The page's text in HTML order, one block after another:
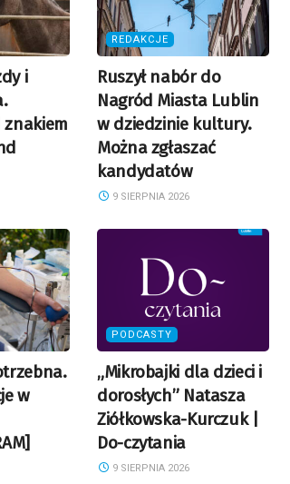
i
znakiem
REDAKCJE
Ruszył nabór do
Nagród Miasta Lublin
w dziedzinie kultury.
Można zgłaszać
kandydatów
9 SIERPNIA 2026
w
PODCASTY
„Mikrobajki dla dzieci i
dorosłych” Natasza
Ziółkowska-Kurczuk |
Do-czytania
9 SIERPNIA 2026